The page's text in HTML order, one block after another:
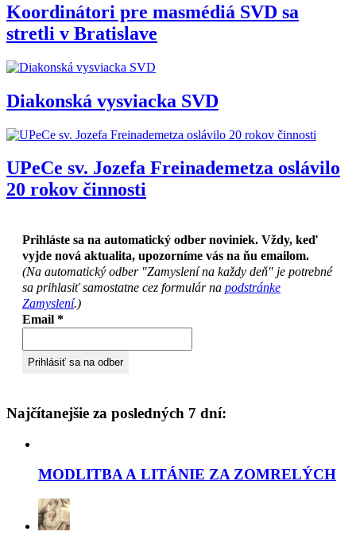
Koordinátori pre masmédiá SVD sa
stretli v Bratislave
Diakonská vysviacka SVD
UPeCe sv. Jozefa Freinademetza oslávilo
20 rokov činnosti
Prihláste sa na automatický odber noviniek. Vždy, keď
vyjde nová aktualita, upozorníme vás na ňu emailom.
(Na automatický odber "Zamyslení na každy deň" je potrebné
sa prihlasiť samostatne cez formulár na podstránke
Zamyslení.)
Email *
Najčítanejšie za posledných 7 dní:
MODLITBA A LITÁNIE ZA ZOMRELÝCH